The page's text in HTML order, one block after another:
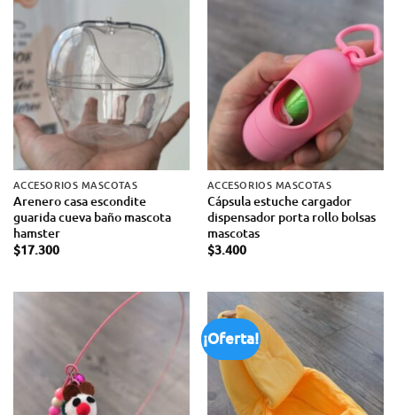
ACCESORIOS MASCOTAS
Arenero casa escondite
guarida cueva baño mascota
hamster
$17.300
ACCESORIOS MASCOTAS
Cápsula estuche cargador
dispensador porta rollo bolsas
mascotas
$3.400
¡Oferta!